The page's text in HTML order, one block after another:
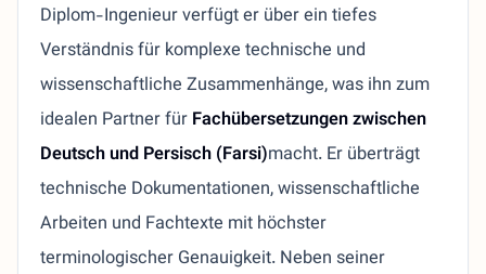
Diplom-Ingenieur verfügt er über ein tiefes
Verständnis für komplexe technische und
wissenschaftliche Zusammenhänge, was ihn zum
idealen Partner fürFachübersetzungen zwischen
Deutsch und Persisch (Farsi)macht. Er überträgt
technische Dokumentationen, wissenschaftliche
Arbeiten und Fachtexte mit höchster
terminologischer Genauigkeit. Neben seiner